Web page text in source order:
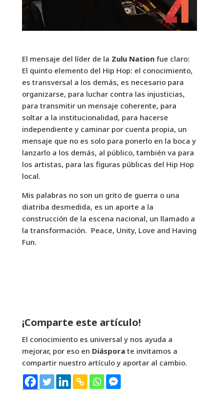
El mensaje del líder de la Zulu Nationfue claro:
El quinto elemento del Hip Hop: el conocimiento,
es transversal a los demás, es necesario para
organizarse, para luchar contra las injusticias,
para transmitir un mensaje coherente, para
soltar a la institucionalidad, para hacerse
independiente y caminar por cuenta propia, un
mensaje que no es solo para ponerlo en la boca y
lanzarlo a los demás, al público, también va para
los artistas, para las figuras públicas del Hip Hop
local.
Mis palabras no son un grito de guerra o una
diatriba desmedida, es un aporte a la
construcción de la escena nacional, un llamado a
la transformación. Peace, Unity, Love and Having
Fun.
¡Comparte este artículo!
El conocimiento es universal y nos ayuda a
mejorar, por eso en Diásporate invitamos a
compartir nuestro artículo y aportar al cambio.